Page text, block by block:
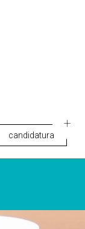
candidatura